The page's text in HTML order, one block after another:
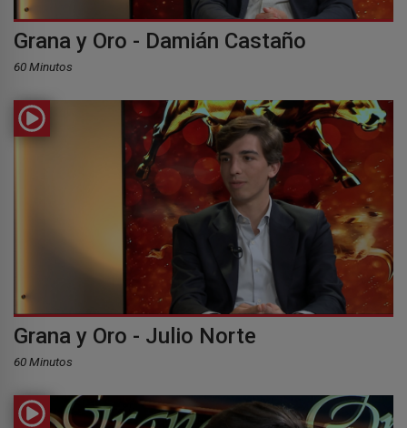
Grana y Oro - Damián Castaño
60 Minutos
Grana y Oro - Julio Norte
60 Minutos